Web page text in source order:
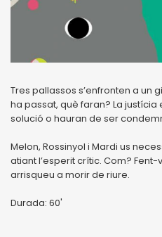
Tres pallassos s’enfronten a un
ha passat, què faran? La
solució o hauran de ser
Melon, Rossinyol i Mardi us
atiant l’esperit crític. Com?
arrisqueu a morir de riure.
Durada: 60'